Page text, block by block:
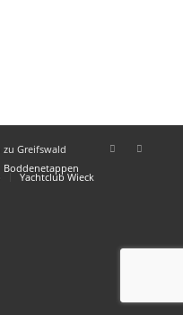
Greifswald
Boddenetappen
Yachtclub Wieck